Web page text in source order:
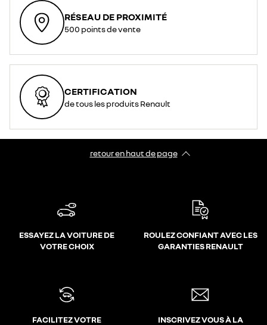
RÉSEAU DE PROXIMITÉ
500 points de vente
CERTIFICATION
de tous les produits Renault
retour en haut de page​
ESSAYEZ LA VOITURE DE
VOTRE CHOIX
ROULEZ CONFIANT AVEC LES
GARANTIES RENAULT
FACILITEZ VOTRE
INSCRIVEZ VOUS À LA